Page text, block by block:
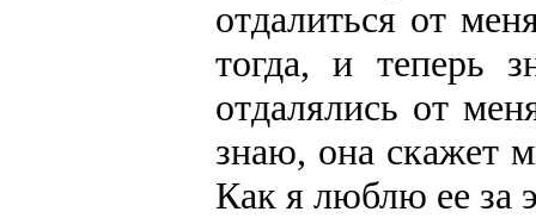
отдалиться от
тогда, и теперь
отдалялись от
знаю, она скажет
Как я люблю ее за